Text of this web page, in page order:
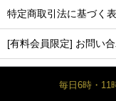
特定商取引法に基づく
[有料会員限定] お問い
毎日6時・11